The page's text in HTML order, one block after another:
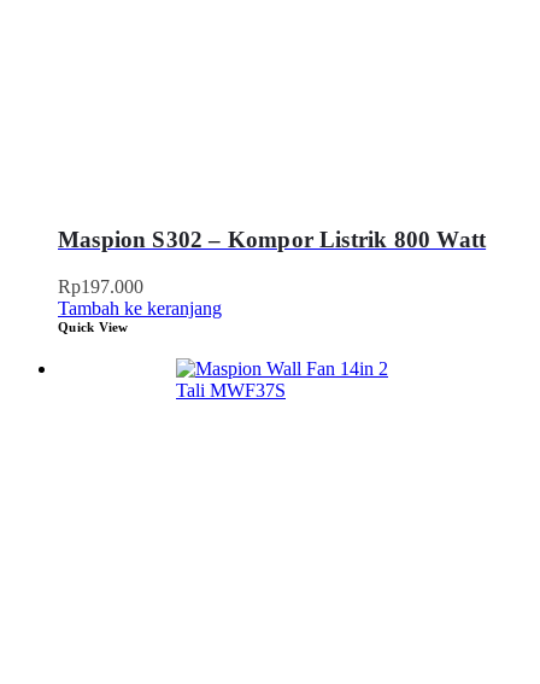
Maspion S302 – Kompor Listrik 800 Watt
Rp197.000
Tambah ke keranjang
Quick View